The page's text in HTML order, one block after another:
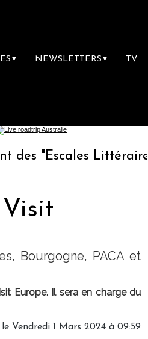
▼ NEWSLETTERS ▼ TV
Littéraires", la
Bourgogne, PACA et
Europe. Il sera en charge du
le Vendredi 1 Mars 2024 à 09:59